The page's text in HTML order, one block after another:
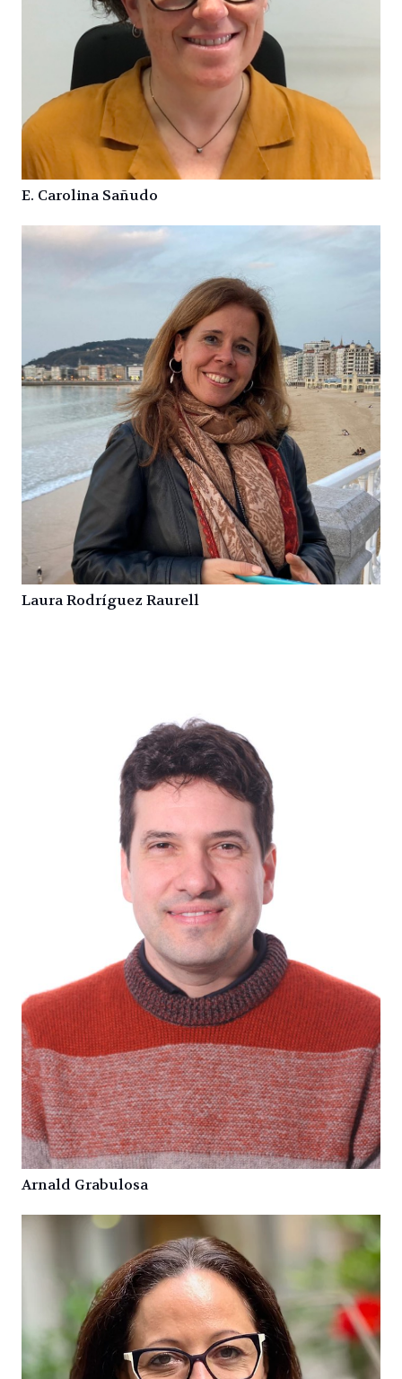
E. Carolina Sañudo
Laura Rodríguez Raurell
Arnald Grabulosa